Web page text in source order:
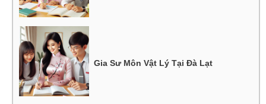
Gia Sư Môn Vật Lý Tại Đà Lạt